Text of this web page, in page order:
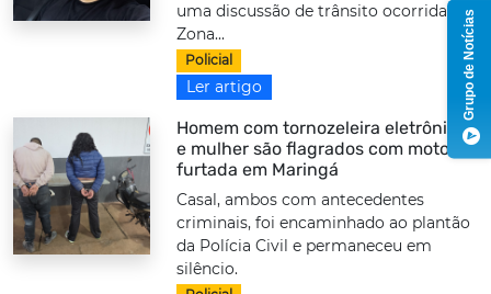
uma discussão de trânsito ocorrida na
Zona...
Policial
Ler artigo
Homem com tornozeleira eletrônica
e mulher são flagrados com moto
furtada em Maringá
Casal, ambos com antecedentes
criminais, foi encaminhado ao plantão
da Polícia Civil e permaneceu em
silêncio.
Grupo de Notícias